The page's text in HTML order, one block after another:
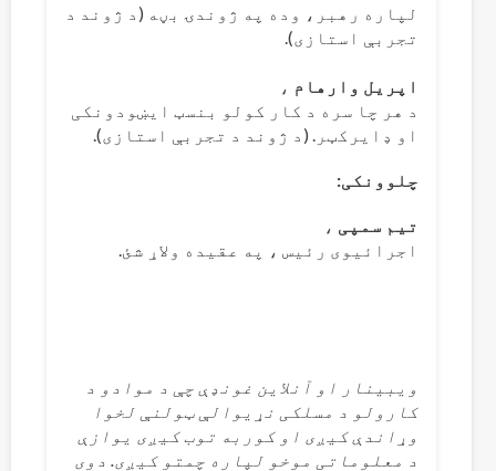
لپاره رهبر، وده په ژوندۍ بڼه (د ژوند د
تجربې استازی).
اپریل وارهام ،
د هر چا سره د کار کولو بنسټ ایښودونکی
او ډایرکټر. (د ژوند د تجربې استازی).
چلوونکی:
تیم سمپی ،
اجرائیوی رئیس ، په عقیده ولاړ شئ.
ویبینار او آنلاین غونډې چې د موادو د
کارولو د مسلکی نړیوالې ټولنې لخوا
وړاندې کیږی او کوربه توب کیږی یوازې
د معلوماتی موخو لپاره چمتو کیږی. دوی